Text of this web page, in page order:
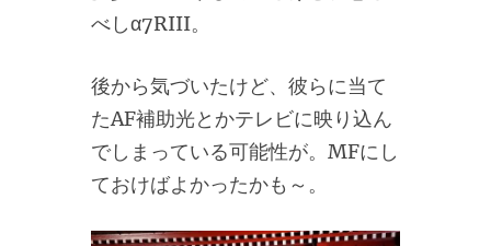
べしα7RIII。
後から気づいたけど、彼らに当て
たAF補助光とかテレビに映り込ん
でしまっている可能性が。MFにし
ておけばよかったかも～。